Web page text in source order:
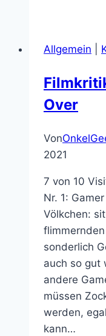
Allgemein
Over
Von
2021
7 von 10
Nr. 1:
Völkchen:
sonderlich
auch so gut
andere
müssen
werden,
kann…